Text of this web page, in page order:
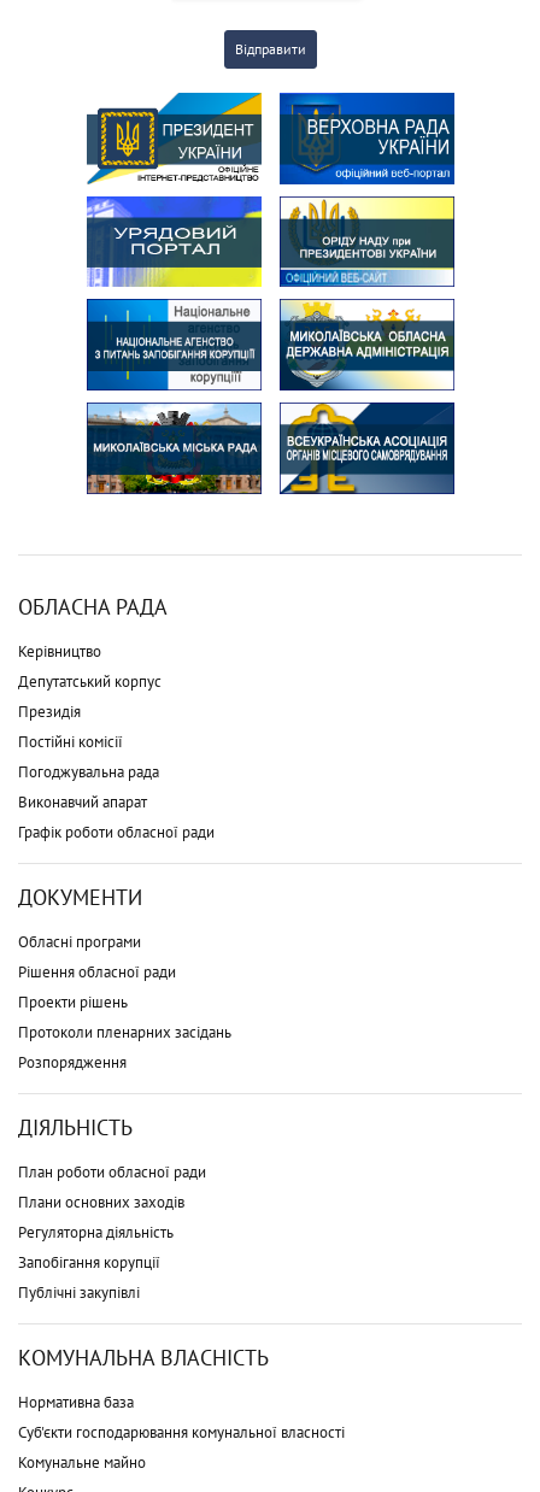
Відправити
ОБЛАСНА РАДА
Керівництво
Депутатський корпус
Президія
Постійні комісії
Погоджувальна рада
Виконавчий апарат
Графік роботи обласної ради
ДОКУМЕНТИ
Обласні програми
Рішення обласної ради
Проекти рішень
Протоколи пленарних засідань
Розпорядження
ДІЯЛЬНІСТЬ
План роботи обласної ради
Плани основних заходів
Регуляторна діяльність
Запобігання корупції
Публічні закупівлі
КОМУНАЛЬНА ВЛАСНІСТЬ
Нормативна база
Суб'єкти господарювання комунальної власності
Комунальне майно